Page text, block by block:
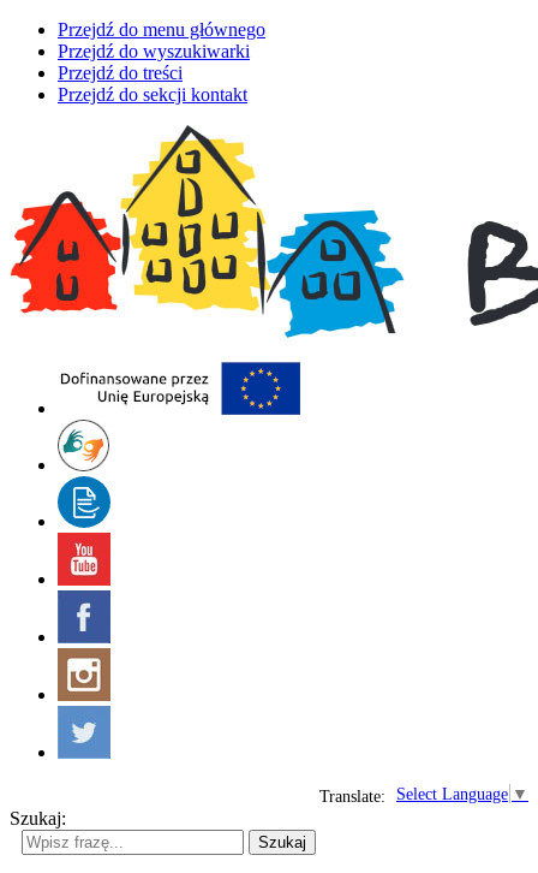
Przejdź do menu głównego
Przejdź do wyszukiwarki
Przejdź do treści
Przejdź do sekcji kontakt
Select Language ▼
Translate:
Szukaj:
Szukaj